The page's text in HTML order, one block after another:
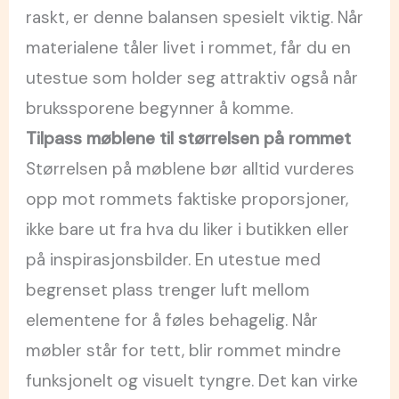
raskt, er denne balansen spesielt viktig. Når
materialene tåler livet i rommet, får du en
utestue som holder seg attraktiv også når
brukssporene begynner å komme.
Tilpass møblene til størrelsen på rommet
Størrelsen på møblene bør alltid vurderes
opp mot rommets faktiske proporsjoner,
ikke bare ut fra hva du liker i butikken eller
på inspirasjonsbilder. En utestue med
begrenset plass trenger luft mellom
elementene for å føles behagelig. Når
møbler står for tett, blir rommet mindre
funksjonelt og visuelt tyngre. Det kan virke